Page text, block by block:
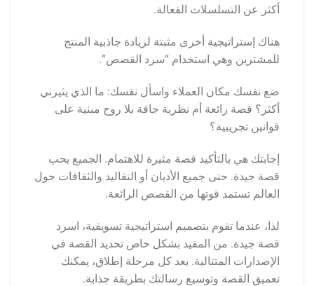
أكثر عن التسلسلات الفعالة.
هناك إستراتيجية أخرى مثبتة لزيادة جاذبية المنتج
للمشترين وهي استخدام “سرد القصص”.
ضع نفسك مكان العملاء واسأل نفسك: ما الذي يثيرني
أكثر؟ قصة رائعة أم نظرية جافة بلا روح مبنية على
قوانين تجريبية؟
إجابتك هي بالتأكيد قصة مثيرة للاهتمام. الجميع يحب
قصة جيدة. حتى جميع الأديان أو التقاليد والثقافات حول
العالم تستمد قوتها من القصص الرائعة.
لذا، عندما تقوم بتصميم استراتيجية تسويقية، اسرد
قصة جيدة. من المفيد بشكل خاص تحديد القصة في
الإصدارات المتتالية. بعد كل مرحلة إطلاق، يمكنك
تعميق القصة وتوسيع رسالتك بطريقة جذابة.